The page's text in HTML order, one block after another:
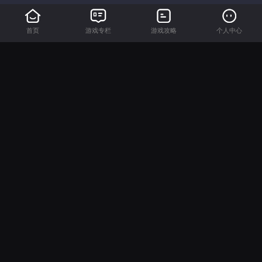
首页 游戏专栏 游戏攻略 个人中心